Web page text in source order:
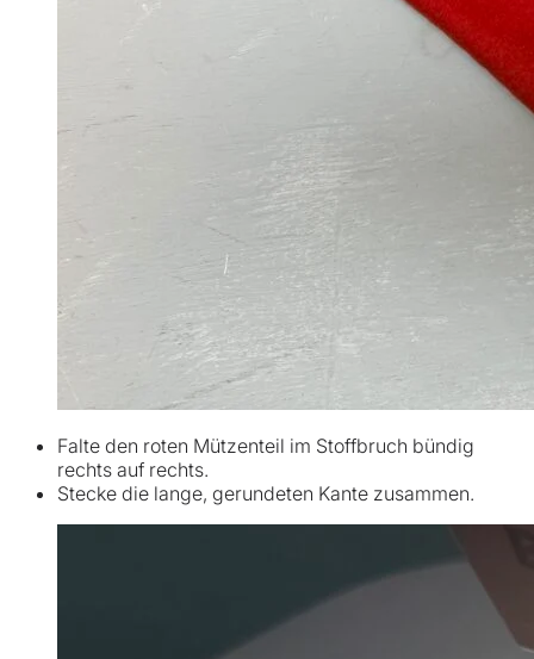
Falte den roten Mützenteil im Stoffbruch bündig
rechts auf rechts.
Stecke die lange, gerundeten Kante zusammen.